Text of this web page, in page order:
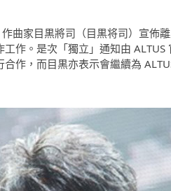
曲家目黒將司（目黒将司）宣佈
作。是次「獨立」通知由
作，而目黒亦表示會繼續為